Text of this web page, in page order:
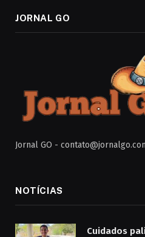
JORNAL GO
Jornal GO -
NOTÍCIAS
Cuidados